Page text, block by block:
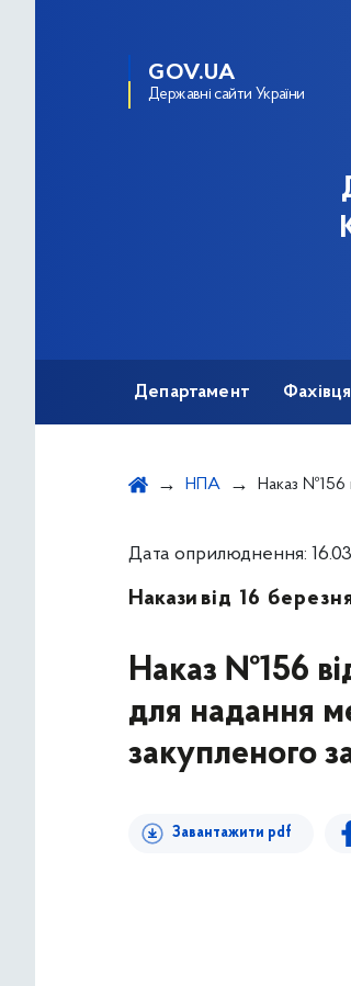
GOV.UA
Державні сайти України
Департамент
НПА Наказ №156 від 16.03.2022 Про Розподіл
Дата оприлюднення:
Накази від 16
Наказ №156
для надання
закупленого
Завантажити pdf